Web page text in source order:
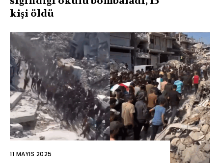
kişi öldü
11 MAYIS 2025